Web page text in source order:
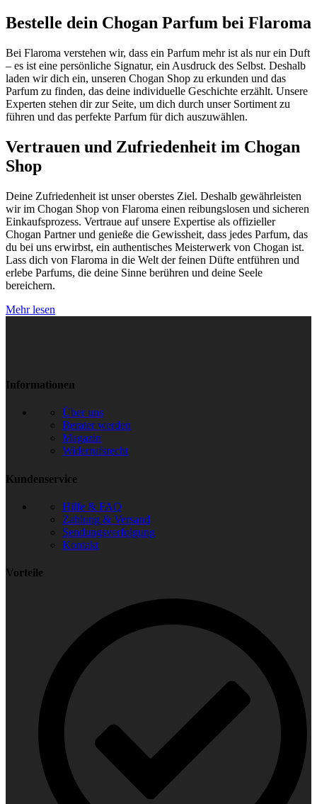
Bestelle dein Chogan Parfum bei Flaroma
Bei Flaroma verstehen wir, dass ein Parfum mehr ist als nur ein Duft
– es ist eine persönliche Signatur, ein Ausdruck des Selbst. Deshalb
laden wir dich ein, unseren Chogan Shop zu erkunden und das
Parfum zu finden, das deine individuelle Geschichte erzählt. Unsere
Experten stehen dir zur Seite, um dich durch unser Sortiment zu
führen und das perfekte Parfum für dich auszuwählen.
Vertrauen und Zufriedenheit im Chogan
Shop
Deine Zufriedenheit ist unser oberstes Ziel. Deshalb gewährleisten
wir im Chogan Shop von Flaroma einen reibungslosen und sicheren
Einkaufsprozess. Vertraue auf unsere Expertise als offizieller
Chogan Partner und genieße die Gewissheit, dass jedes Parfum, das
du bei uns erwirbst, ein authentisches Meisterwerk von Chogan ist.
Lass dich von Flaroma in die Welt der feinen Düfte entführen und
erlebe Parfums, die deine Sinne berühren und deine Seele
bereichern.
Mehr lesen
Informationen
Über uns
Berater werden
Magazin
Widerrufsrecht
Kundenservice
Hilfe & FAQ
Zahlung & Versand
Sendungsverfolgung
Kontakt
Vorteile